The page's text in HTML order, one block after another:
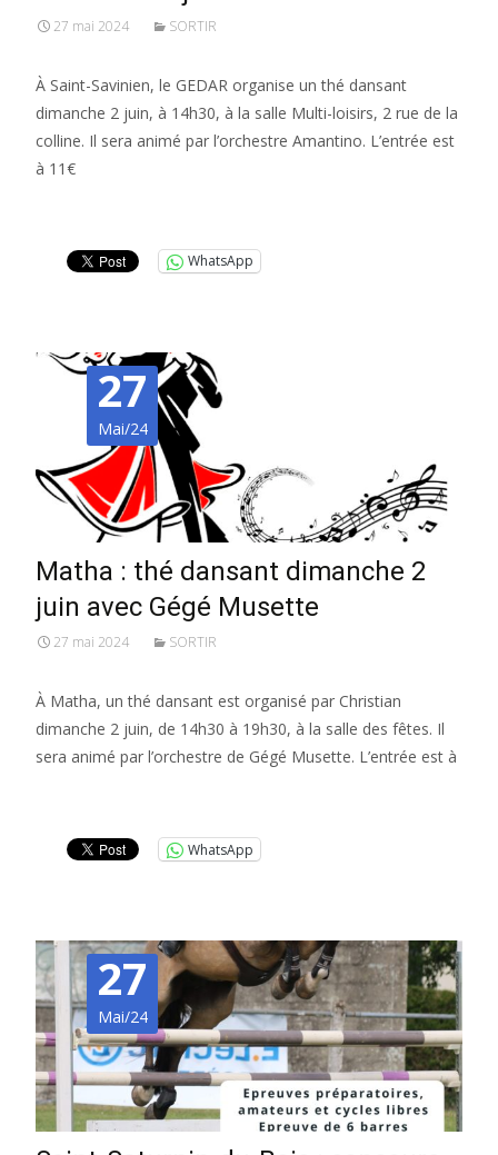
27 mai 2024 SORTIR
À Saint-Savinien, le GEDAR organise un thé dansant
dimanche 2 juin, à 14h30, à la salle Multi-loisirs, 2 rue de la
colline. Il sera animé par l’orchestre Amantino. L’entrée est
à 11€
WhatsApp
27
Mai/24
Matha : thé dansant dimanche 2
juin avec Gégé Musette
27 mai 2024 SORTIR
À Matha, un thé dansant est organisé par Christian
dimanche 2 juin, de 14h30 à 19h30, à la salle des fêtes. Il
sera animé par l’orchestre de Gégé Musette. L’entrée est à
WhatsApp
27
Mai/24